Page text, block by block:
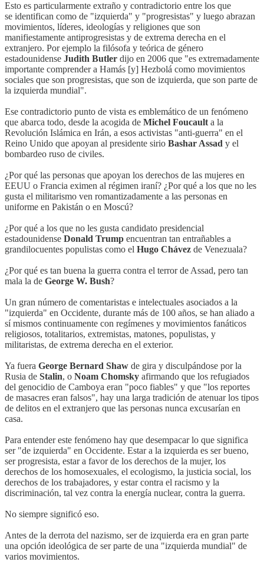
Esto es particularmente extraño y contradictorio entre los que
se identifican como de "izquierda" y "progresistas" y luego abrazan
movimientos, líderes, ideologías y religiones que son
manifiestamente antiprogresistas y de extrema derecha en el
extranjero. Por ejemplo la filósofa y teórica de género
estadounidense Judith Butler dijo en 2006 que "es extremadamente
importante comprender a Hamás [y] Hezbolá como movimientos
sociales que son progresistas, que son de izquierda, que son parte de
la izquierda mundial".
Ese contradictorio punto de vista es emblemático de un fenómeno
que abarca todo, desde la acogida de Michel Foucault a la
Revolución Islámica en Irán, a esos activistas "anti-guerra" en el
Reino Unido que apoyan al presidente sirio Bashar Assad y el
bombardeo ruso de civiles.
¿Por qué las personas que apoyan los derechos de las mujeres en
EEUU o Francia eximen al régimen iraní? ¿Por qué a los que no les
gusta el militarismo ven romantizadamente a las personas en
uniforme en Pakistán o en Moscú?
¿Por qué a los que no les gusta candidato presidencial
estadounidense Donald Trump encuentran tan entrañables a
grandilocuentes populistas como el Hugo Chávez de Venezuala?
¿Por qué es tan buena la guerra contra el terror de Assad, pero tan
mala la de George W. Bush?
Un gran número de comentaristas e intelectuales asociados a la
"izquierda" en Occidente, durante más de 100 años, se han aliado a
sí mismos continuamente con regímenes y movimientos fanáticos
religiosos, totalitarios, extremistas, matones, populistas, y
militaristas, de extrema derecha en el exterior.
Ya fuera George Bernard Shaw de gira y disculpándose por la
Rusia de Stalin, o Noam Chomsky afirmando que los refugiados
del genocidio de Camboya eran "poco fiables" y que "los reportes
de masacres eran falsos", hay una larga tradición de atenuar los tipos
de delitos en el extranjero que las personas nunca excusarían en
casa.
Para entender este fenómeno hay que desempacar lo que significa
ser "de izquierda" en Occidente. Estar a la izquierda es ser bueno,
ser progresista, estar a favor de los derechos de la mujer, los
derechos de los homosexuales, el ecologismo, la justicia social, los
derechos de los trabajadores, y estar contra el racismo y la
discriminación, tal vez contra la energía nuclear, contra la guerra.
No siempre significó eso.
Antes de la derrota del nazismo, ser de izquierda era en gran parte
una opción ideológica de ser parte de una "izquierda mundial" de
varios movimientos.